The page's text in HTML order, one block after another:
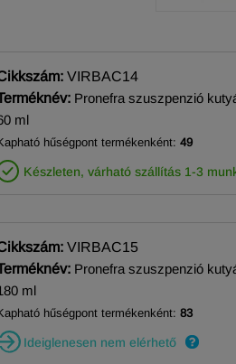
VIRBAC14
Pronefra szuszpenzió
ml
hűségpont termékenként: 49
Készleten, várható szállítás 1-3
VIRBAC15
Pronefra szuszpenzió
ml
hűségpont termékenként: 83
Ideiglenesen nem elérhető